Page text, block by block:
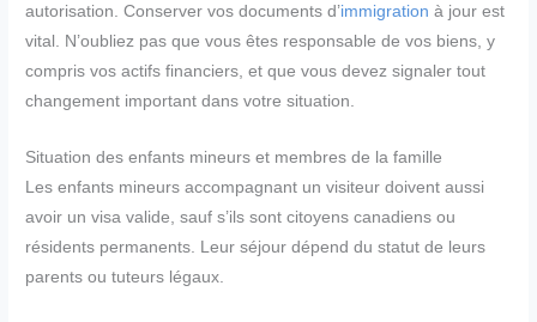
autorisation. Conserver vos documents d’immigration à jour est
vital. N’oubliez pas que vous êtes responsable de vos biens, y
compris vos actifs financiers, et que vous devez signaler tout
changement important dans votre situation.
Situation des enfants mineurs et membres de la famille
Les enfants mineurs accompagnant un visiteur doivent aussi
avoir un visa valide, sauf s’ils sont citoyens canadiens ou
résidents permanents. Leur séjour dépend du statut de leurs
parents ou tuteurs légaux.